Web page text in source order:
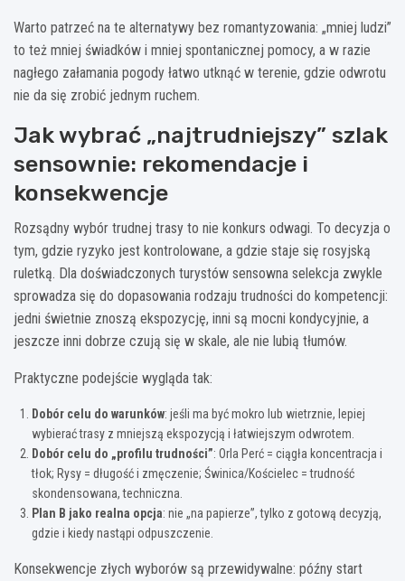
Warto patrzeć na te alternatywy bez romantyzowania: „mniej ludzi”
to też mniej świadków i mniej spontanicznej pomocy, a w razie
nagłego załamania pogody łatwo utknąć w terenie, gdzie odwrotu
nie da się zrobić jednym ruchem.
Jak wybrać „najtrudniejszy” szlak
sensownie: rekomendacje i
konsekwencje
Rozsądny wybór trudnej trasy to nie konkurs odwagi. To decyzja o
tym, gdzie ryzyko jest kontrolowane, a gdzie staje się rosyjską
ruletką. Dla doświadczonych turystów sensowna selekcja zwykle
sprowadza się do dopasowania rodzaju trudności do kompetencji:
jedni świetnie znoszą ekspozycję, inni są mocni kondycyjnie, a
jeszcze inni dobrze czują się w skale, ale nie lubią tłumów.
Praktyczne podejście wygląda tak:
Dobór celu do warunków: jeśli ma być mokro lub wietrznie, lepiej
wybierać trasy z mniejszą ekspozycją i łatwiejszym odwrotem.
Dobór celu do „profilu trudności”: Orla Perć = ciągła koncentracja i
tłok; Rysy = długość i zmęczenie; Świnica/Kościelec = trudność
skondensowana, techniczna.
Plan B jako realna opcja: nie „na papierze”, tylko z gotową decyzją,
gdzie i kiedy nastąpi odpuszczenie.
Konsekwencje złych wyborów są przewidywalne: późny start